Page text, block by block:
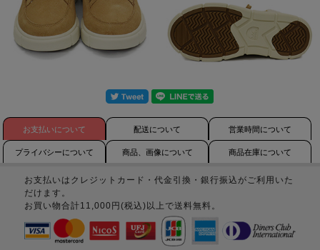
お支払いについて 配送について 営業時間について
プライバシーについて 商品、画像について 商品在庫について
お支払いはクレジットカード・代金引換・銀行振込がご利用いた
だけます。
お買い物合計11,000円(税込)以上で送料無料。